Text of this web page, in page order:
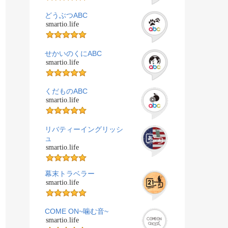
どうぶつABC
smartio.life
せかいのくにABC
smartio.life
くだものABC
smartio.life
リバティーイングリッシ
ュ
smartio.life
幕末トラベラー
smartio.life
COME ON~噛む音~
smartio.life